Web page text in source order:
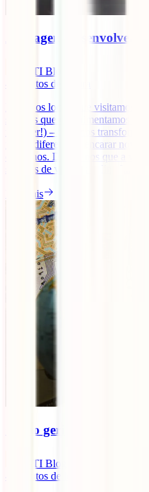
As viagens desenvolvem
IATI Blog
minutos de leitura
Desde os locais que visitamos,
sabores que experimentamos e
resolver!) – tudo nos
forma diferente, a encarar
caminhos. Dizem-nos que a
seguros de viagens online [...]
Ler mais
Como gerir o dinheiro
IATI Blog
minutos de leitura